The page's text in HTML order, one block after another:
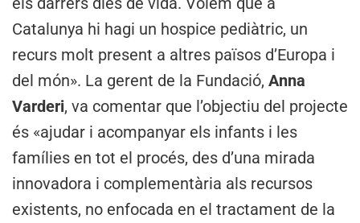
Catalunya hi hagi un hospice pediàtric, un
recurs molt present a altres països d’Europa i
del món». La gerent de la Fundació, Anna
Varderi, va comentar que l’objectiu del projecte
és «ajudar i acompanyar els infants i les
famílies en tot el procés, des d’una mirada
innovadora i complementària als recursos
existents, no enfocada en el tractament de la